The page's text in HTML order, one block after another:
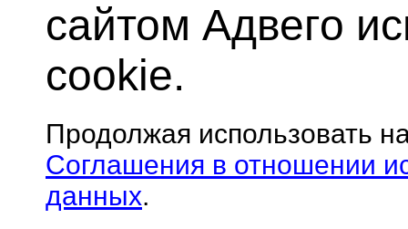
сайтом Адвего
cookie.
Продолжая использовать
Соглашения в отношении
данных.